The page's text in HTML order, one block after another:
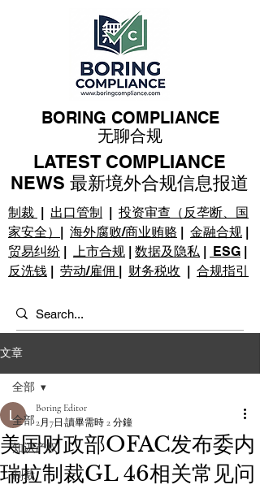
制裁 | 出口管制 | 投资审查（反垄断、国
家安全） | 海外腐败/商业贿赂 | 金融合规 |
贸易纠纷 | 上市合规 | 数据及隐私 | ESG |
反洗钱 | 劳动/雇佣 | 财务税收 | 合规指引
BORING COMPLIANCE
无聊合规
LATEST COMPLIANCE
NEWS 最新境外合规信息报道
文章
全部
知识产权
制裁
全部
美国财政部OFAC发布委内
瑞拉制裁GL 46相关常见问
Boring Editor
2月7日 讀畢需時 2 分鐘